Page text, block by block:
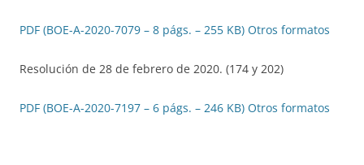
PDF (BOE-A-2020-7079 – 8 págs. – 255 KB) Otros formatos
Resolución de 28 de febrero de 2020. (174 y 202)
PDF (BOE-A-2020-7197 – 6 págs. – 246 KB) Otros formatos